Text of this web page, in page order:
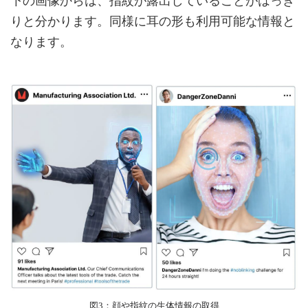
りと分かります。同様に耳の形も利用可能な情報と
なります。
図3：顔や指紋の生体情報の取得